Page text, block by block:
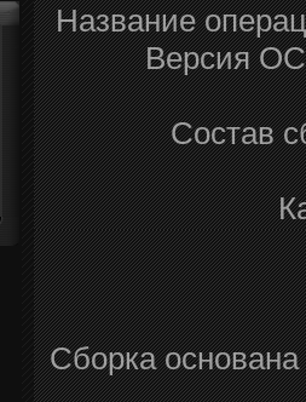
Название
Версия
Состав
Сборка